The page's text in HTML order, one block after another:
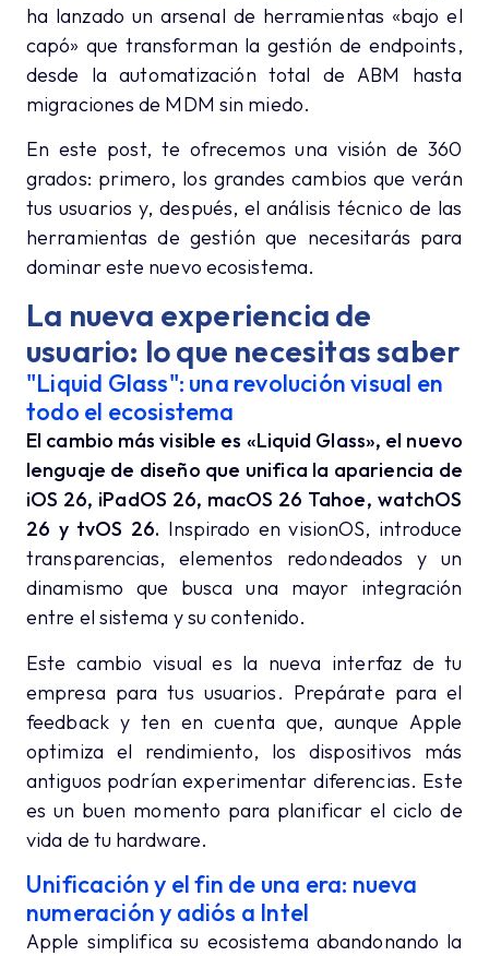
ha lanzado un arsenal de herramientas «bajo el
capó» que transforman la gestión de endpoints,
desde la automatización total de ABM hasta
migraciones de MDM sin miedo.
En este post, te ofrecemos una visión de 360
grados: primero, los grandes cambios que verán
tus usuarios y, después, el análisis técnico de las
herramientas de gestión que necesitarás para
dominar este nuevo ecosistema.
La nueva experiencia de
usuario: lo que necesitas saber
"Liquid Glass": una revolución visual en
todo el ecosistema
El cambio más visible es «Liquid Glass», el nuevo
lenguaje de diseño que unifica la apariencia de
iOS 26, iPadOS 26, macOS 26 Tahoe, watchOS
26 y tvOS 26. Inspirado en visionOS, introduce
transparencias, elementos redondeados y un
dinamismo que busca una mayor integración
entre el sistema y su contenido.
Este cambio visual es la nueva interfaz de tu
empresa para tus usuarios. Prepárate para el
feedback y ten en cuenta que, aunque Apple
optimiza el rendimiento, los dispositivos más
antiguos podrían experimentar diferencias. Este
es un buen momento para planificar el ciclo de
vida de tu hardware.
Unificación y el fin de una era: nueva
numeración y adiós a Intel
Apple simplifica su ecosistema abandonando la